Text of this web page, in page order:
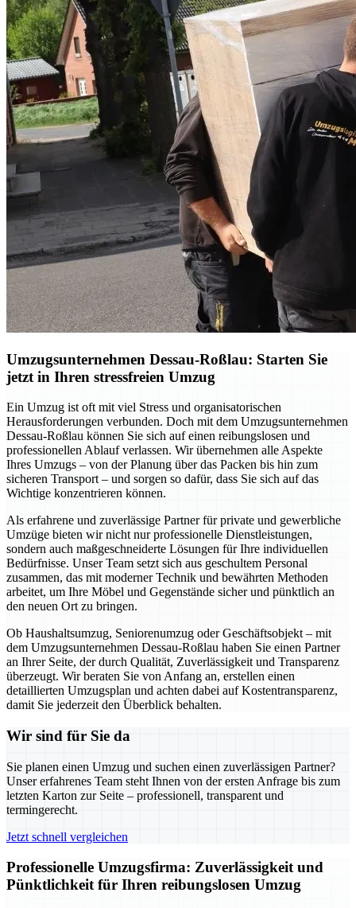
Umzugsunternehmen Dessau-Roßlau: Starten Sie
jetzt in Ihren stressfreien Umzug
Ein Umzug ist oft mit viel Stress und organisatorischen
Herausforderungen verbunden. Doch mit dem Umzugsunternehmen
Dessau-Roßlau können Sie sich auf einen reibungslosen und
professionellen Ablauf verlassen. Wir übernehmen alle Aspekte
Ihres Umzugs – von der Planung über das Packen bis hin zum
sicheren Transport – und sorgen so dafür, dass Sie sich auf das
Wichtige konzentrieren können.
Als erfahrene und zuverlässige Partner für private und gewerbliche
Umzüge bieten wir nicht nur professionelle Dienstleistungen,
sondern auch maßgeschneiderte Lösungen für Ihre individuellen
Bedürfnisse. Unser Team setzt sich aus geschultem Personal
zusammen, das mit moderner Technik und bewährten Methoden
arbeitet, um Ihre Möbel und Gegenstände sicher und pünktlich an
den neuen Ort zu bringen.
Ob Haushaltsumzug, Seniorenumzug oder Geschäftsobjekt – mit
dem Umzugsunternehmen Dessau-Roßlau haben Sie einen Partner
an Ihrer Seite, der durch Qualität, Zuverlässigkeit und Transparenz
überzeugt. Wir beraten Sie von Anfang an, erstellen einen
detaillierten Umzugsplan und achten dabei auf Kostentransparenz,
damit Sie jederzeit den Überblick behalten.
Wir sind für Sie da
Sie planen einen Umzug und suchen einen zuverlässigen Partner?
Unser erfahrenes Team steht Ihnen von der ersten Anfrage bis zum
letzten Karton zur Seite – professionell, transparent und
termingerecht.
Jetzt schnell vergleichen
Professionelle Umzugsfirma: Zuverlässigkeit und
Pünktlichkeit für Ihren reibungslosen Umzug